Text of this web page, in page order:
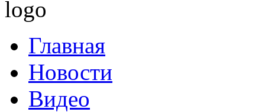
Главная
Новости
Видео